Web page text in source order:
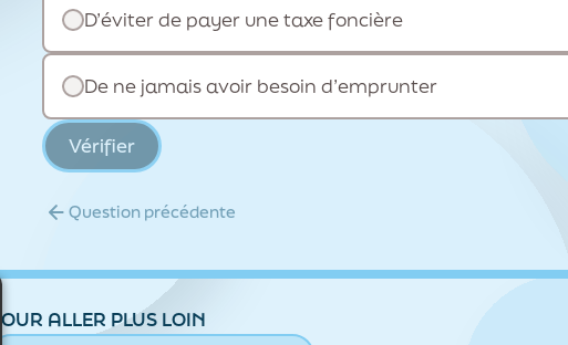
D’éviter de payer une taxe foncière
De ne jamais avoir besoin d’emprunter
Vérifier
Question précédente
POUR ALLER PLUS LOIN